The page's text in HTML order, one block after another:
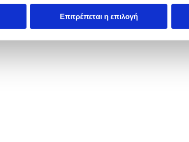
Επιτρέπεται η επιλογή